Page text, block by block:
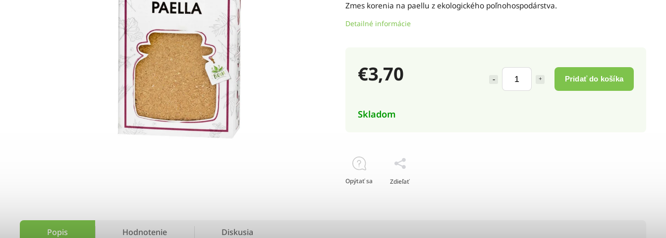
€3,70 Pridať do košíka
Skladom
Zmes korenia na paellu z ekologického poľnohospodárstva.
Detailné informácie
Opýtať sa Zdieľať
Popis Hodnotenie Diskusia